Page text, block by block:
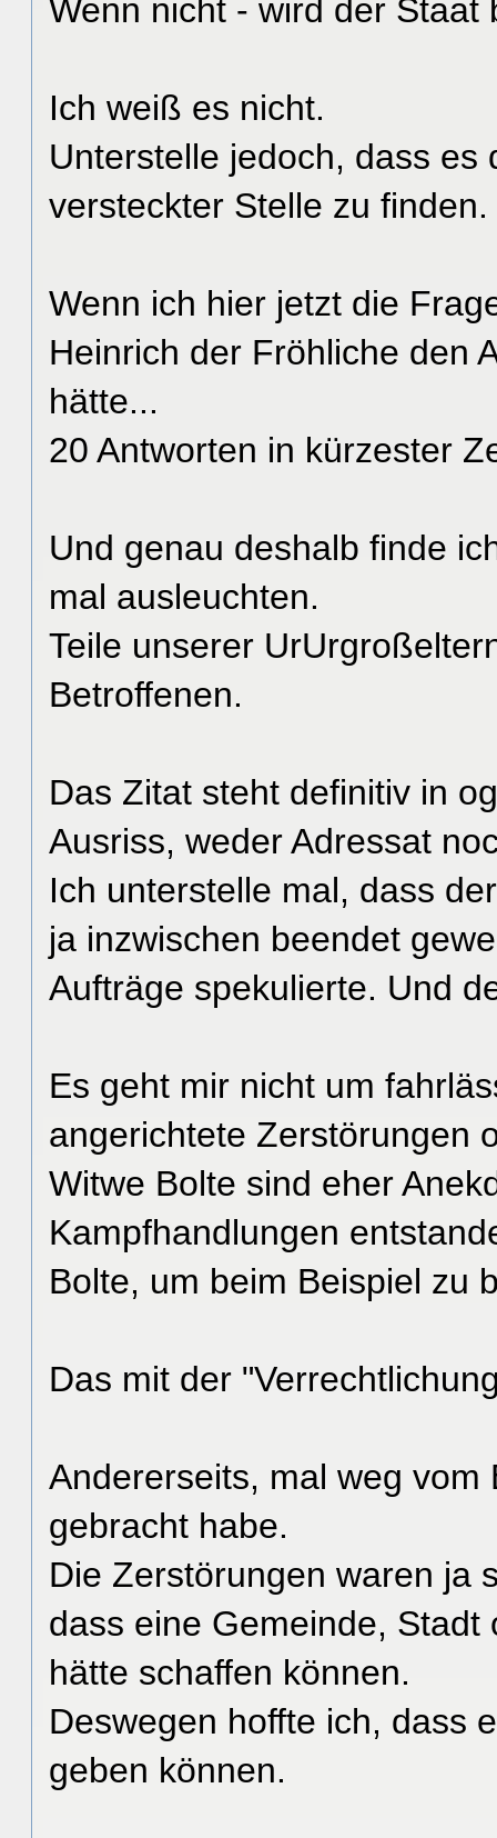
Wenn nicht - wird der
Ich weiß es nicht.
Unterstelle jedoch, dass es
versteckter Stelle zu
Wenn ich hier jetzt die
Heinrich der Fröhliche den
hätte...
20 Antworten in kürzester
Und genau deshalb finde
mal ausleuchten.
Teile unserer
Betroffenen.
Das Zitat steht definitiv in
Ausriss, weder Adressat
Ich unterstelle mal, dass
ja inzwischen beendet
Aufträge spekulierte. Und
Es geht mir nicht um
angerichtete Zerstörungen
Witwe Bolte sind eher
Kampfhandlungen
Bolte, um beim Beispiel zu
Das mit der
Andererseits, mal weg
gebracht habe.
Die Zerstörungen waren ja
dass eine Gemeinde,
hätte schaffen können.
Deswegen hoffte ich, dass
geben können.